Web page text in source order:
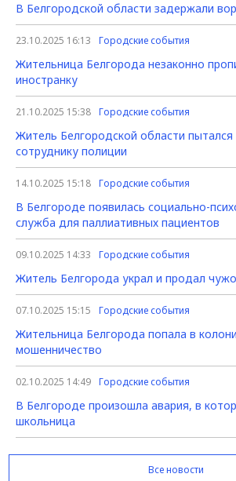
В Белгородской области задержали
23.10.2025 16:13 Городские события
Жительница Белгорода незаконно
иностранку
21.10.2025 15:38 Городские события
Житель Белгородской области пытался
сотруднику полиции
14.10.2025 15:18 Городские события
В Белгороде появилась социально-
служба для паллиативных пациентов
09.10.2025 14:33 Городские события
Житель Белгорода украл и продал
07.10.2025 15:15 Городские события
Жительница Белгорода попала в
мошенничество
02.10.2025 14:49 Городские события
В Белгороде произошла авария, в
школьница
Все новости